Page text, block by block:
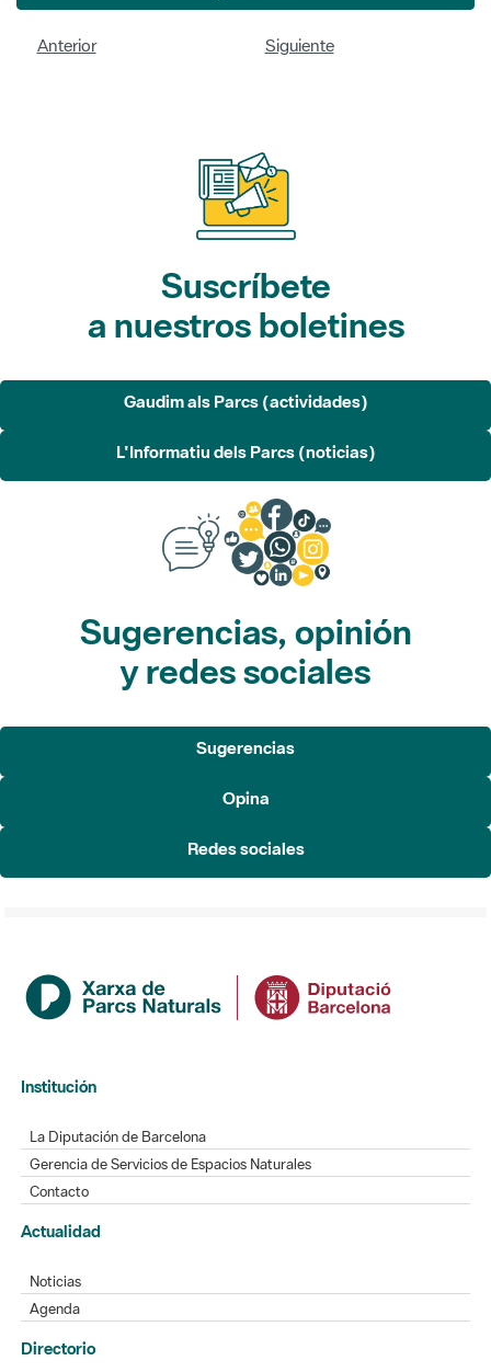
Anterior Siguiente
Suscríbete
a nuestros boletines
Gaudim als Parcs (actividades)
L'Informatiu dels Parcs (noticias)
Sugerencias, opinión
y redes sociales
Sugerencias
Opina
Redes sociales
Institución
La Diputación de Barcelona
Gerencia de Servicios de Espacios Naturales
Contacto
Actualidad
Noticias
Agenda
Directorio